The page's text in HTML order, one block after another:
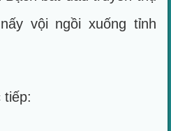
vội ngồi xuống tỉnh
tiếp: